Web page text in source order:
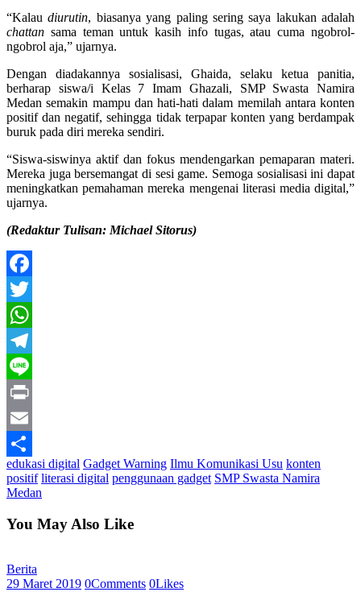
“Kalaudiurutin, biasanya yang paling sering saya lakukan adalah
chattan sama teman untuk kasih info tugas, atau cuma ngobrol-
ngobrol aja,” ujarnya.
Dengan diadakannya sosialisasi, Ghaida, selaku ketua panitia,
berharap siswa/i Kelas 7 Imam Ghazali, SMP Swasta Namira
Medan semakin mampu dan hati-hati dalam memilah antara konten
positif dan negatif, sehingga tidak terpapar konten yang berdampak
buruk pada diri mereka sendiri.
“Siswa-siswinya aktif dan fokus mendengarkan pemaparan materi.
Mereka juga bersemangat di sesi game. Semoga sosialisasi ini dapat
meningkatkan pemahaman mereka mengenai literasi media digital,”
ujarnya.
(Redaktur Tulisan: Michael Sitorus)
Facebook
Twitter
WhatsApp
Telegram
Line
Print
Email
Share
edukasi digital Gadget Warning Ilmu Komunikasi Usu konten
positif literasi digital penggunaan gadget SMP Swasta Namira
Medan
You May Also Like
Berita
29 Maret 2019 0Comments 0Likes